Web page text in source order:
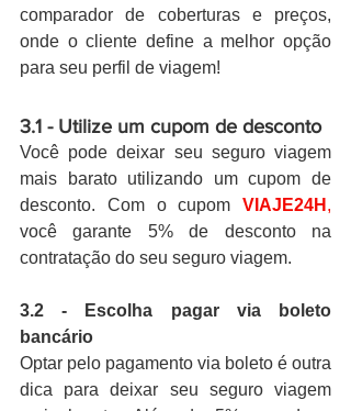
comparador de coberturas e preços,
onde o cliente define a melhor opção
para seu perfil de viagem!
3.1 - Utilize um cupom de desconto
Você pode deixar seu seguro viagem
mais barato utilizando um cupom de
desconto. Com o cupom VIAJE24H ,
você garante 5% de desconto na
contratação do seu seguro viagem.
3.2 - Escolha pagar via boleto
bancário
Optar pelo pagamento via boleto é outra
dica para deixar seu seguro viagem